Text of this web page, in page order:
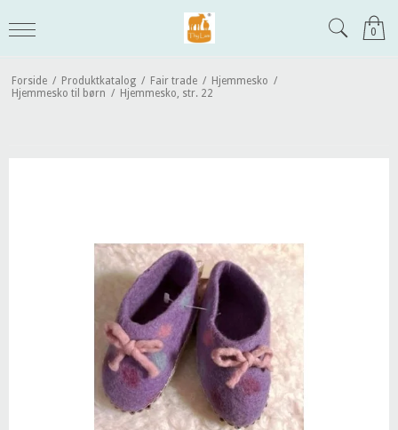
0
Forside / Produktkatalog / Fair trade / Hjemmesko /
Hjemmesko til børn / Hjemmesko, str. 22